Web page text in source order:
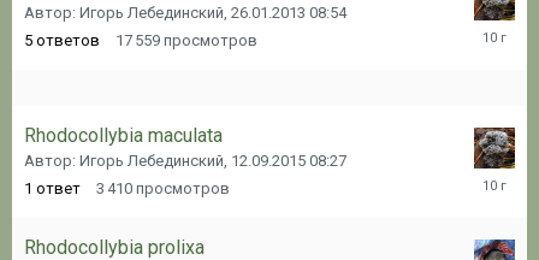
Автор: Игорь Лебединский, 26.01.2013 08:54
5 ответов 17 559 просмотров
Rhodocollybia maculata
Автор: Игорь Лебединский, 12.09.2015 08:27
1 ответ 3 410 просмотров
Rhodocollybia prolixa